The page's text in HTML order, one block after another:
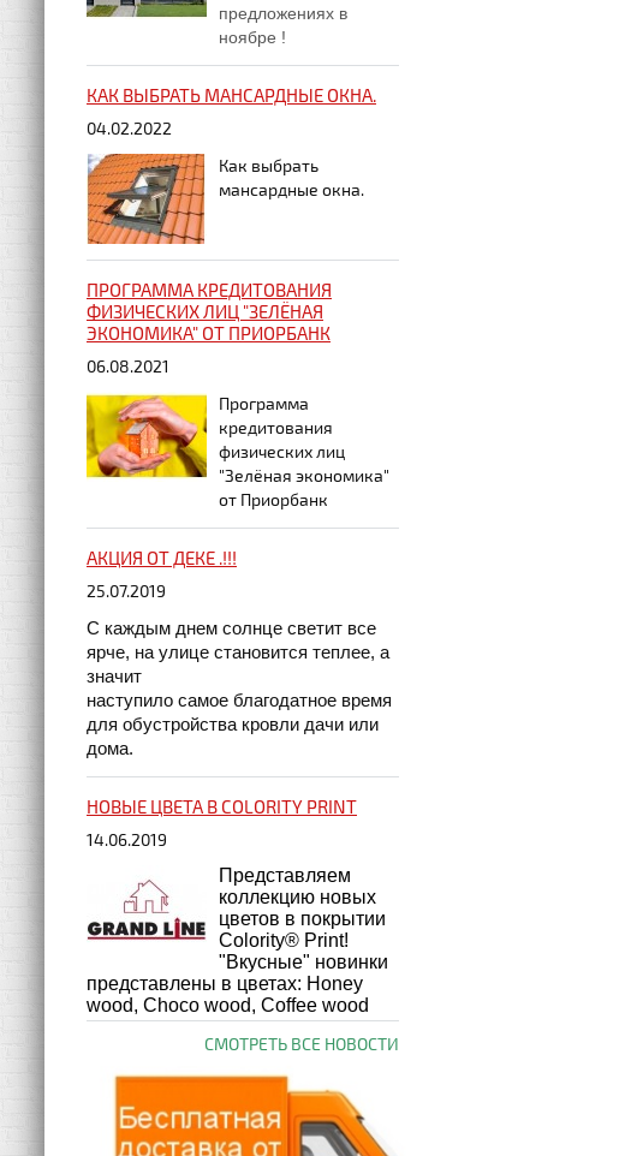
предложениях в
ноябре !
КАК ВЫБРАТЬ МАНСАРДНЫЕ ОКНА.
04.02.2022
Как выбрать
мансардные окна.
ПРОГРАММА КРЕДИТОВАНИЯ
ФИЗИЧЕСКИХ ЛИЦ "ЗЕЛЁНАЯ
ЭКОНОМИКА" ОТ ПРИОРБАНК
06.08.2021
Программа
кредитования
физических лиц
"Зелёная экономика"
от Приорбанк
АКЦИЯ ОТ ДЕКЕ .!!!
25.07.2019
С каждым днем солнце светит все
ярче, на улице становится теплее, а
значит
наступило самое благодатное время
для обустройства кровли дачи или
дома.
НОВЫЕ ЦВЕТА В COLORITY PRINT
14.06.2019
Представляем
коллекцию новых
цветов в покрытии
Colority® Print!
"Вкусные" новинки
представлены в цветах: Honey
wood, Choco wood, Coffee wood
СМОТРЕТЬ ВСЕ НОВОСТИ